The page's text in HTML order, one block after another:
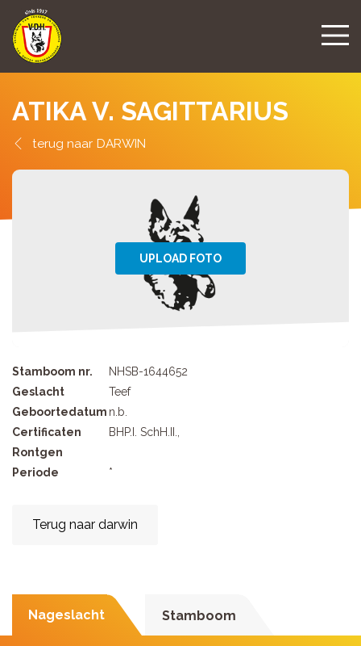
ATIKA V. SAGITTARIUS
DARWIN
Stamboom nr.
NHSB-1644652
Geslacht
Teef
Geboortedatum n.b.
Certificaten
BHP.I. SchH.II.,
Rontgen
Periode
*
Terug naar darwin
Nageslacht Stamboom